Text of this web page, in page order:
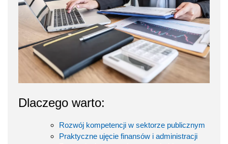
Dlaczego warto:
Rozwój kompetencji w sektorze publicznym
Praktyczne ujęcie finansów i administracji